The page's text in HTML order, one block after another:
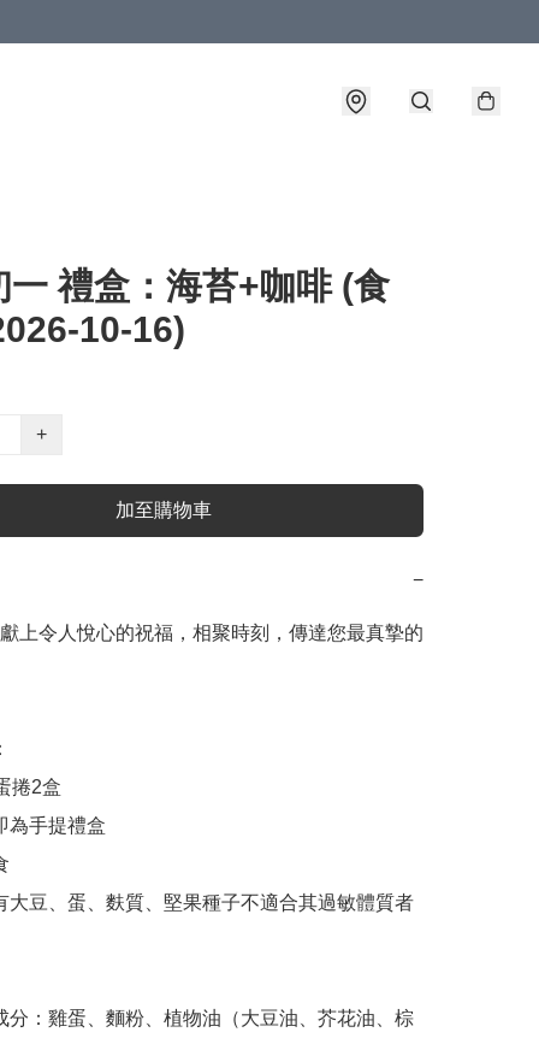
一 禮盒：海苔+咖啡 (食
10-16)
+
加至購物車
−
上令人悅心的祝福，相聚時刻，傳達您最真摯的